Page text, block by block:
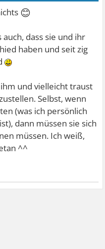
😊
dass sie und ihr
haben und seit zig
und vielleicht traust
Selbst, wenn
(was ich persönlich
dann müssen sie sich
müssen. Ich weiß,
^^